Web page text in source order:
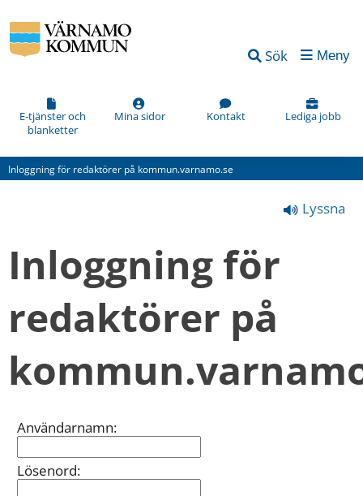
Sök Meny
E-tjänster och
blanketter
Mina sidor Kontakt Lediga jobb
Inloggning för redaktörer på kommun.varnamo.se
Lyssna
Inloggning för
redaktörer på
Inloggning
Användarnamn:
Lösenord:
Vad
kan
förbättra
den
här
(obligatorisk)
kan
informationen
bättre
dig?
Webbadress